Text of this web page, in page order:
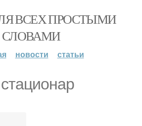
ВСЕХ ПРОСТЫМИ
СЛОВАМИ
новости статьи